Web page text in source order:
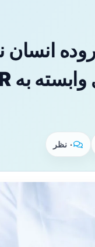
در روده انسان
۰ نظر